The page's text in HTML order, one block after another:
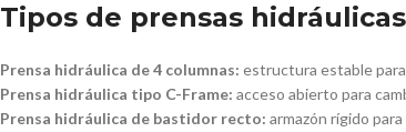
Tipos de prensas hidráulicas
Prensa hidráulica de 4 columnas: estructura estable
Prensa hidráulica tipo C-Frame: acceso abierto para
Prensa hidráulica de bastidor recto: armazón rígido